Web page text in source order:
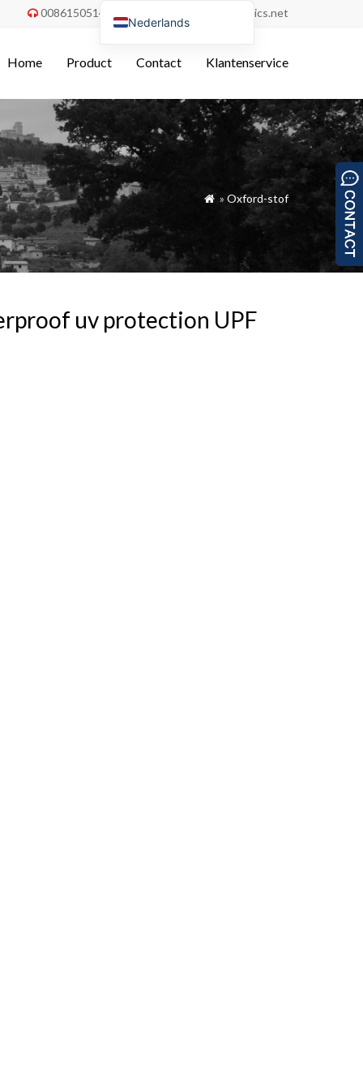
 008615051486055 order@china-fabrics.net
Home Product Contact Klantenservice
 » Oxford-stof
uv protection UPF
Nederlands
Français
Italiano
Español
Português do Brasil
Türkçe
Tiếng Việt
Bahasa Indonesia